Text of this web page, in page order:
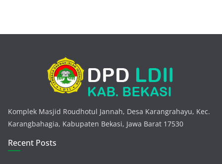
Komplek Masjid Roudhotul Jannah, Desa Karangrahayu, Kec.
Karangbahagia, Kabupaten Bekasi, Jawa Barat 17530
Recent Posts